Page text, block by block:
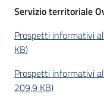
Servizio territoriale
Prospetti informativi
KB)
Prospetti informativi
209,9 KB)